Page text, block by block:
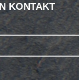
KONTAKT